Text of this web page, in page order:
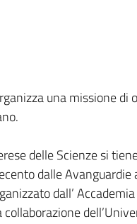
una missione
delle Scienze si
dalle Avanguardie
dall’